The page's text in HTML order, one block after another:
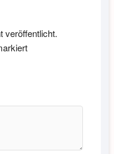
veröffentlicht.